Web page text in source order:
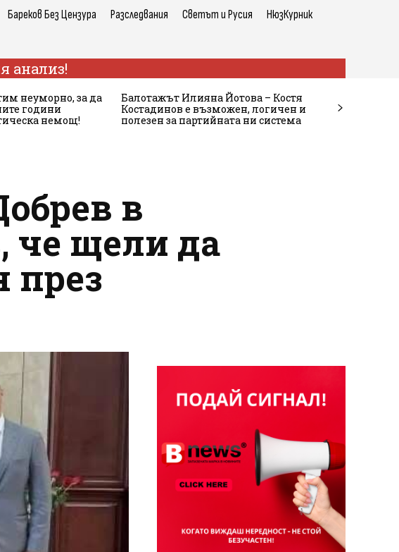
Бареков Без Цензура Разследвания Светът и Русия НюзКурник
анализ!
неуморно, за да
години
немощ!
Балотажът Илияна Йотова – Костя
Костадинов е възможен, логичен и
полезен за партийната ни система
в
че щели да
през